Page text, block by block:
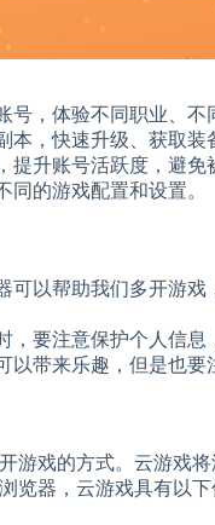
号，体验不同职业、不
本，快速升级、获取装
提升账号活跃度，避免
同的游戏配置和设置。
可以帮助我们多开游
，要注意保护个人信息
以带来乐趣，但是也要
游戏的方式。云游戏
览器，云游戏具有以下